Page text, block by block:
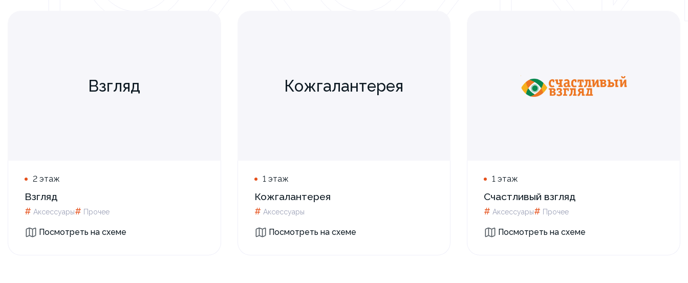
Взгляд
2 этаж
Взгляд
# Аксессуары# Прочее
Посмотреть на схеме
Кожгалантерея
1 этаж
Кожгалантерея
# Аксессуары
Посмотреть на схеме
1 этаж
Счастливый взгляд
#Аксессуары# Прочее
Посмотреть на схеме